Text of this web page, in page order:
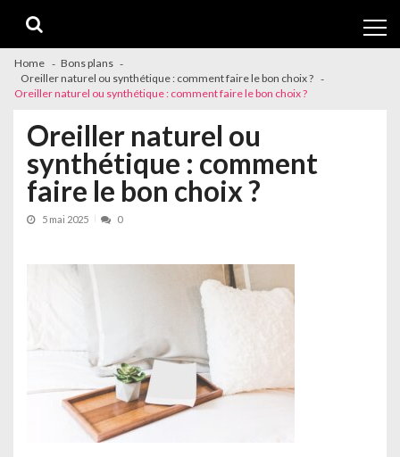
navigation
content
Home
Bons plans
Oreiller naturel ou synthétique : comment faire le bon choix ?
Oreiller naturel ou synthétique : comment faire le bon choix ?
Oreiller naturel ou
synthétique : comment
faire le bon choix ?
5 mai 2025 0